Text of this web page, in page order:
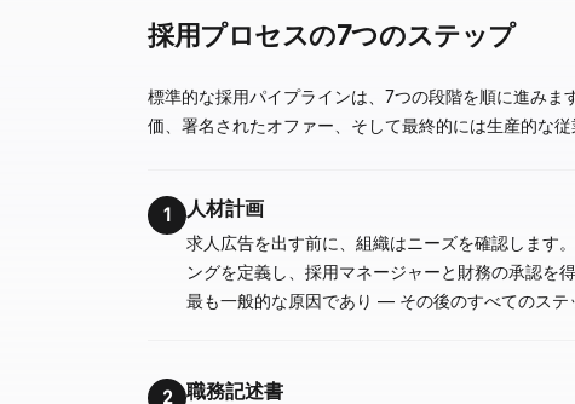
採用プロセスの7つのステップ
標準的な採用パイプラインは、7つの段階を順に進み
価、署名されたオファー、そして最終的には生産的な従
1 人材計画
求人広告を出す前に、組織はニーズを確認します
ングを定義し、採用マネージャーと財務の承認を
最も一般的な原因であり — その後のすべてのステ
2 職務記述書